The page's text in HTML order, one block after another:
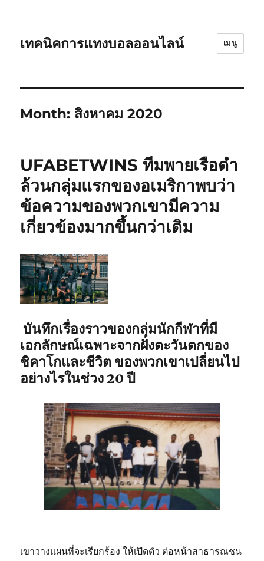
เทคนิคการแทงบอลออนไลน์ เมนู
Month: สิงหาคม 2020
UFABETWINS ทีมพายเรือดำ
ล้วนกลุ่มแรกของอเมริกาพบว่า
ข้อความของพวกเขามีความ
เกี่ยวข้องมากขึ้นกว่าเดิม
บันทึกเรื่องราวของกลุ่มนักกีฬาที่มี
เอกลักษณ์เฉพาะจากฝั่งตะวันตกของ
ชิคาโกและชีวิต ของพวกเขาเปลี่ยนไป
อย่างไรในช่วง 20 ปี
เขาวางแผนที่จะเรียกร้อง ให้เปิดตัว ต่อหน้าสาธารณชน